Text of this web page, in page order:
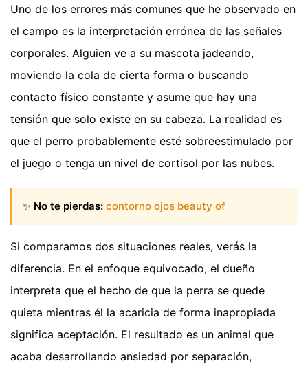
Uno de los errores más comunes que he observado en
el campo es la interpretación errónea de las señales
corporales. Alguien ve a su mascota jadeando,
moviendo la cola de cierta forma o buscando
contacto físico constante y asume que hay una
tensión que solo existe en su cabeza. La realidad es
que el perro probablemente esté sobreestimulado por
el juego o tenga un nivel de cortisol por las nubes.
✨ No te pierdas: contorno ojos beauty of
Si comparamos dos situaciones reales, verás la
diferencia. En el enfoque equivocado, el dueño
interpreta que el hecho de que la perra se quede
quieta mientras él la acaricia de forma inapropiada
significa aceptación. El resultado es un animal que
acaba desarrollando ansiedad por separación,